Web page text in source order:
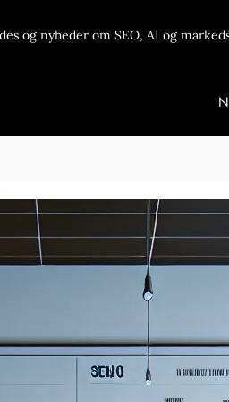
og nyheder om SEO, AI og